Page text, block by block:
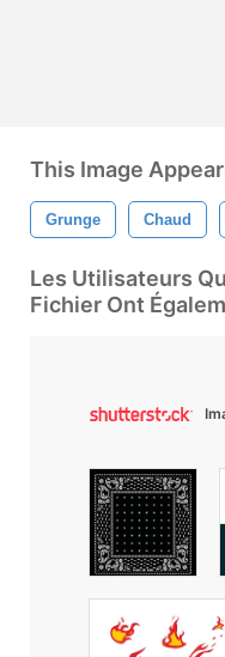
This Image
Grunge Chaud
Les Utilisateurs
Fichier Ont